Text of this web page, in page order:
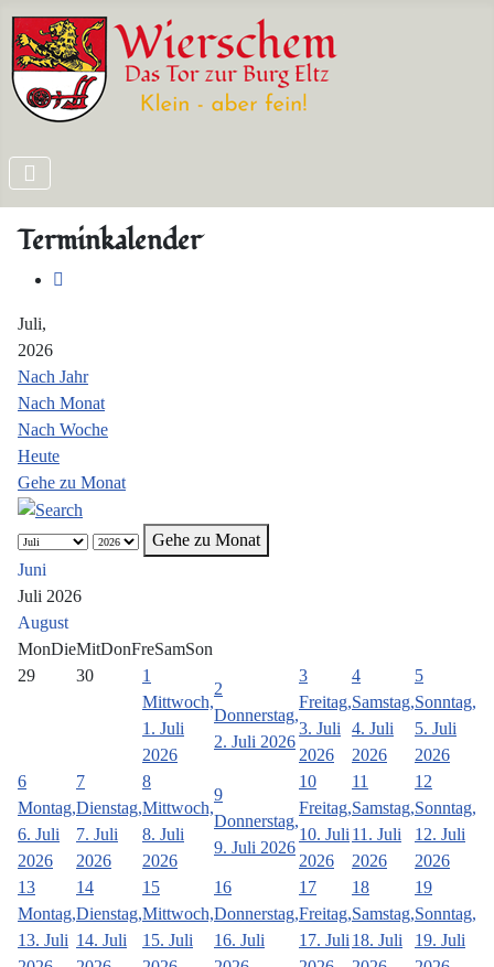
Terminkalender
Juli,
2026
Nach Jahr
Nach Monat
Nach Woche
Heute
Gehe zu Monat
Gehe zu Monat
Juni
Juli 2026
August
MonDieMitDonFreSamSon
29
30
1
Mittwoch,
1. Juli
2026
2
Donnerstag,
2. Juli 2026
3
Freitag,
3. Juli
2026
4
Samstag,
4. Juli
2026
5
Sonntag,
5. Juli
2026
6
Montag,
6. Juli
2026
7
Dienstag,
7. Juli
2026
8
Mittwoch,
8. Juli
2026
9
Donnerstag,
9. Juli 2026
10
Freitag,
10. Juli
2026
11
Samstag,
11. Juli
2026
12
Sonntag,
12. Juli
2026
13
Montag,
13. Juli
14
Dienstag,
14. Juli
15
Mittwoch,
15. Juli
16
Donnerstag,
16. Juli
17
Freitag,
17. Juli
18
Samstag,
18. Juli
19
Sonntag,
19. Juli